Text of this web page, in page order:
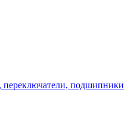
переключатели, подшипники